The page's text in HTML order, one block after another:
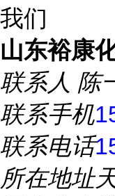
我们
山东裕康
联系人 陈
联系手机
联系电话
所在地址